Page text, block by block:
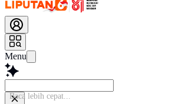
Menu
Baca leb